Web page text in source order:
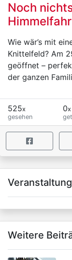
Noch
Wie wär’s mit
Knittelfeld? Am
geöffnet –
der ganzen
525x
gesehen
0x
×
Weitere